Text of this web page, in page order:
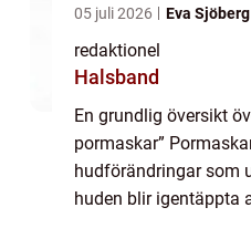
05 juli 2026 Eva Sjöberg
redaktionel
Halsband
En grundlig översikt
pormaskar”
hudförändringar som
huden blir igentäppta